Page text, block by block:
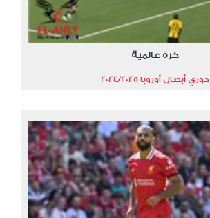
كرة عالمية
دوري أبطال أوروبا 2024/2025